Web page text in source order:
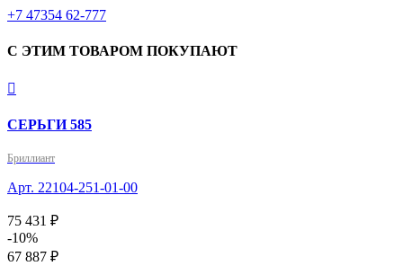
‎+7 47354 62-777
С ЭТИМ ТОВАРОМ ПОКУПАЮТ

СЕРЬГИ 585
Бриллиант
Арт. 22104-251-01-00
75 431 ₽
-10%
67 887 ₽